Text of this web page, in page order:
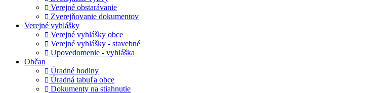
Verejné obstarávanie
Zverejňovanie dokumentov
Verejné vyhlášky
Verejné vyhlášky obce
Verejné vyhlášky - stavebné
Upovedomenie - vyhláška
Občan
Úradné hodiny
Úradná tabuľa obce
Dokumenty na stiahnutie